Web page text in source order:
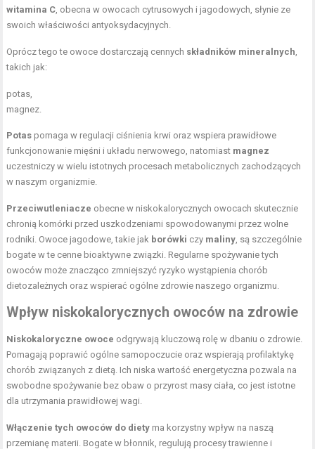
witamina C, obecna w owocach cytrusowych i jagodowych, słynie ze
swoich właściwości antyoksydacyjnych.
Oprócz tego te owoce dostarczają cennych składników mineralnych,
takich jak:
potas,
magnez.
Potas pomaga w regulacji ciśnienia krwi oraz wspiera prawidłowe
funkcjonowanie mięśni i układu nerwowego, natomiast magnez
uczestniczy w wielu istotnych procesach metabolicznych zachodzących
w naszym organizmie.
Przeciwutleniacze obecne w niskokalorycznych owocach skutecznie
chronią komórki przed uszkodzeniami spowodowanymi przez wolne
rodniki. Owoce jagodowe, takie jak borówki czy maliny, są szczególnie
bogate w te cenne bioaktywne związki. Regularne spożywanie tych
owoców może znacząco zmniejszyć ryzyko wystąpienia chorób
dietozależnych oraz wspierać ogólne zdrowie naszego organizmu.
Wpływ niskokalorycznych owoców na zdrowie
Niskokaloryczne owoce odgrywają kluczową rolę w dbaniu o zdrowie.
Pomagają poprawić ogólne samopoczucie oraz wspierają profilaktykę
chorób związanych z dietą. Ich niska wartość energetyczna pozwala na
swobodne spożywanie bez obaw o przyrost masy ciała, co jest istotne
dla utrzymania prawidłowej wagi.
Włączenie tych owoców do diety ma korzystny wpływ na naszą
przemianę materii. Bogate w błonnik, regulują procesy trawienne i